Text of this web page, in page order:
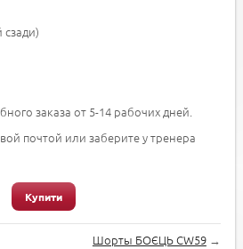
сзади)
заказа от 5-14 рабочих дней.
почтой или заберите у тренера
Купити
Шорты БОЄЦЬ CW59→